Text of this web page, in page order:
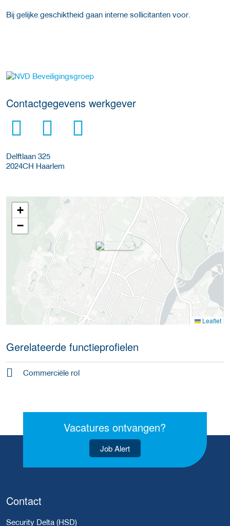
Bij gelijke geschiktheid gaan interne sollicitanten voor.
Meer werkgever details
Contactgegevens werkgever
Delftlaan 325
2024CH Haarlem
+
−
Leaflet
Gerelateerde functieprofielen
Commerciële rol
Vacatures ontvangen?
Job Alert
Contact
Security Delta (HSD)